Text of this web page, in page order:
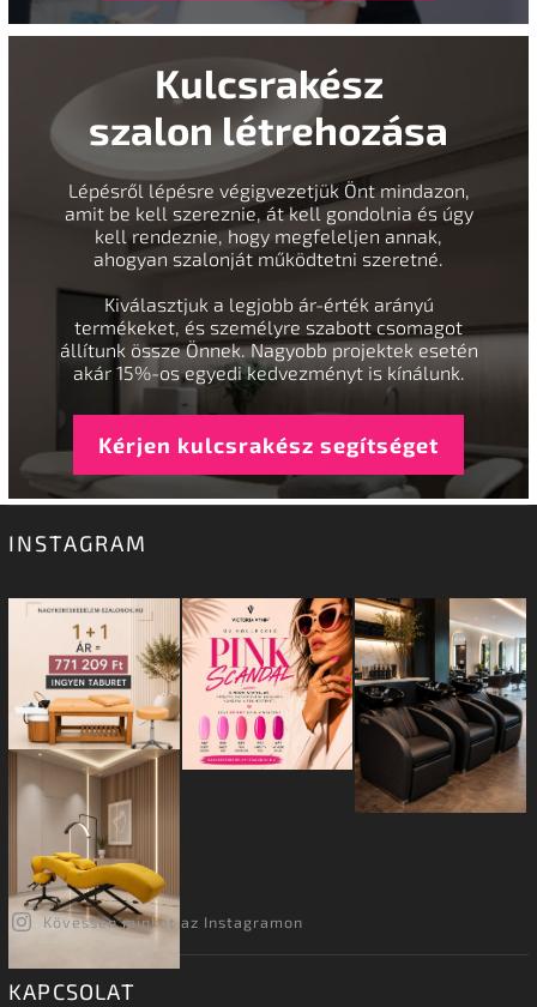
Kulcsrakész
szalon létrehozása
Lépésről lépésre végigvezetjük Önt mindazon,
amit be kell szereznie, át kell gondolnia és úgy
kell rendeznie, hogy megfeleljen annak,
ahogyan szalonját működtetni szeretné.
Kiválasztjuk a legjobb ár-érték arányú
termékeket, és személyre szabott csomagot
állítunk össze Önnek. Nagyobb projektek esetén
akár 15%-os egyedi kedvezményt is kínálunk.
Kérjen kulcsrakész segítséget
INSTAGRAM
Kövessen minket az Instagramon
KAPCSOLAT